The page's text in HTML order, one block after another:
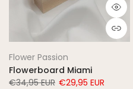
Flower Passion
Flowerboard Miami
€34,95 EUR €29,95 EUR